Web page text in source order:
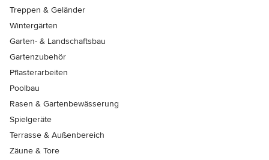
Treppen & Geländer
Wintergärten
Garten- & Landschaftsbau
Gartenzubehör
Pflasterarbeiten
Poolbau
Rasen & Gartenbewässerung
Spielgeräte
Terrasse & Außenbereich
Zäune & Tore